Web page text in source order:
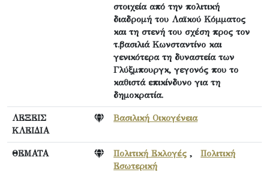
στοιχεία από την πολιτική
διαδρομή του Λαϊκού Κόμματος
και τη στενή του σχέση προς τον
τ.βασιλιά Κωνσταντίνο και
γενικότερα τη δυναστεία των
Γλύξμπουργκ, γεγονός που το
καθιστά επικίνδυνο για τη
δημοκρατία.
ΛΕΞΕΙΣ
ΚΛΕΙΔΙΑ
Βασιλική Οικογένεια
ΘΕΜΑΤΑ Πολιτική Εκλογές , Πολιτική
Εσωτερική